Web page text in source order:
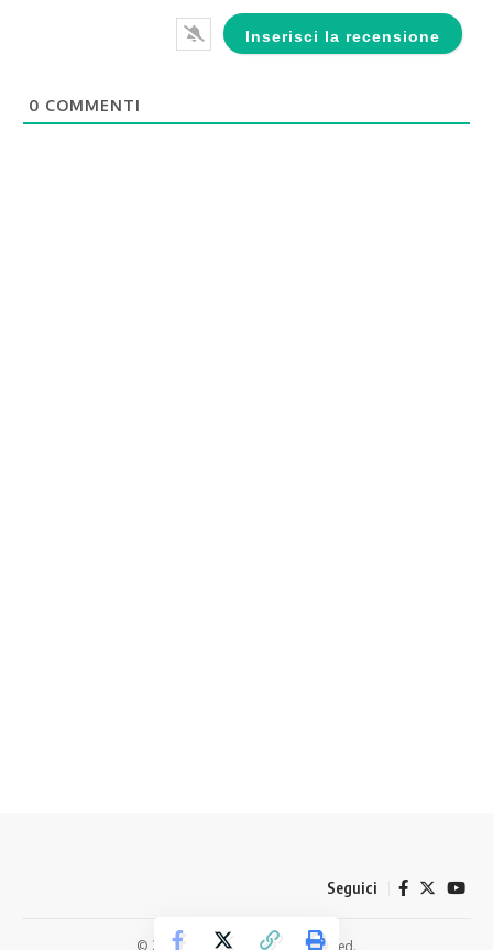
0 COMMENTI
Seguici
© 2024 Forux.it. All Rights Reserved.